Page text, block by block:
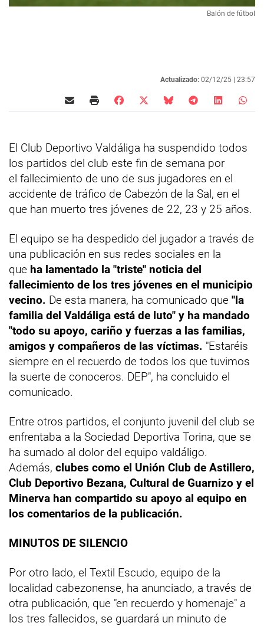
Balón de fútbol
Actualizado: 02/12/25 | 23:57
El Club Deportivo Valdáliga ha suspendido todos
los partidos del club este fin de semana por
el fallecimiento de uno de sus jugadores en el
accidente de tráfico de Cabezón de la Sal, en el
que han muerto tres jóvenes de 22, 23 y 25 años.
El equipo se ha despedido del jugador a través de
una publicación en sus redes sociales en la
que ha lamentado la "triste" noticia del
fallecimiento de los tres jóvenes en el municipio
vecino. De esta manera, ha comunicado que "la
familia del Valdáliga está de luto" y ha mandado
"todo su apoyo, cariño y fuerzas a las familias,
amigos y compañeros de las víctimas. "Estaréis
siempre en el recuerdo de todos los que tuvimos
la suerte de conoceros. DEP", ha concluido el
comunicado.
Entre otros partidos, el conjunto juvenil del club se
enfrentaba a la Sociedad Deportiva Torina, que se
ha sumado al dolor del equipo valdáligo.
Además, clubes como el Unión Club de Astillero,
Club Deportivo Bezana, Cultural de Guarnizo y el
Minerva han compartido su apoyo al equipo en
los comentarios de la publicación.
MINUTOS DE SILENCIO
Por otro lado, el Textil Escudo, equipo de la
localidad cabezonense, ha anunciado, a través de
otra publicación, que "en recuerdo y homenaje" a
los tres fallecidos, se guardará un minuto de